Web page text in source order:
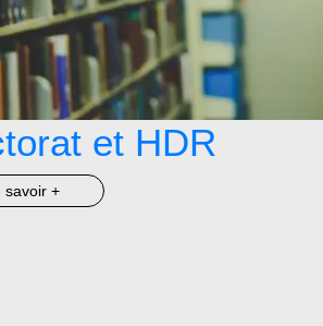
et HDR
savoir +